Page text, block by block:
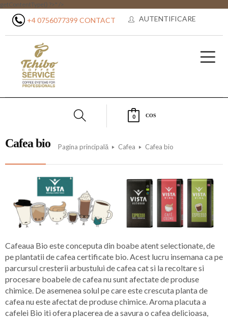
getContentType() ?>" />
+4 0756077399 CONTACT AUTENTIFICARE
0 COS
Cafea bio Pagina principală Cafea Cafea bio
Cafeaua Bio este conceputa din boabe atent selectionate, de
pe plantatii de cafea certificate bio. Acest lucru insemana ca pe
parcursul cresterii arbustului de cafea cat si la recoltare si
procesare boabele de cafea nu sunt afectate de produse
chimice. De asemenea solul pe care este crescuta planta de
cafea nu este afectat de produse chimice. Aroma placuta a
cafelei Bio iti ofera placerea de a savura o cafea delicioasa,